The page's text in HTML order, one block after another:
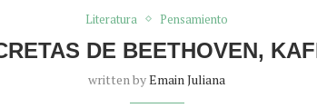
Literatura Pensamiento
DE BEETHOVEN,
written byEmain Juliana